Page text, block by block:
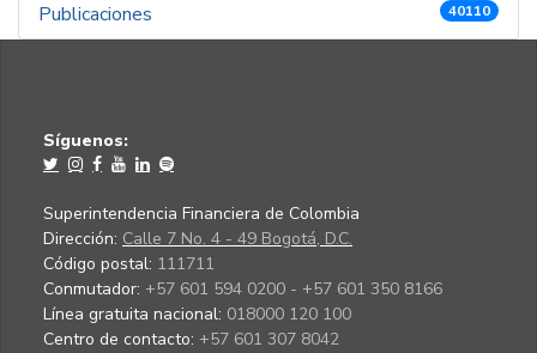
Publicaciones 40110
Síguenos:
Superintendencia Financiera de Colombia
Dirección: Calle 7 No. 4 - 49 Bogotá, D.C.
Código postal: 111711
Conmutador: +57 601 594 0200 - +57 601 350 8166
Línea gratuita nacional: 018000 120 100
Centro de contacto: +57 601 307 8042